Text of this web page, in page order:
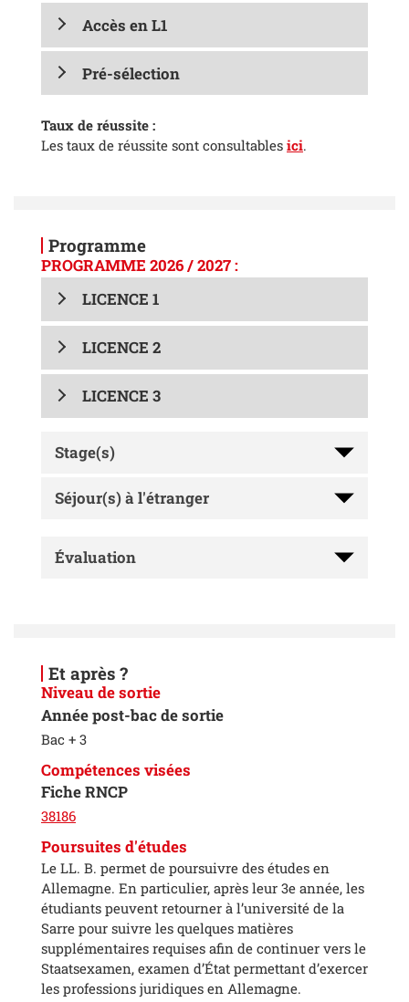
Accès en L1
Pré-sélection
Taux de réussite :
Les taux de réussite sont consultables ici.
Programme
PROGRAMME 2026 / 2027 :
LICENCE 1
LICENCE 2
LICENCE 3
Stage(s)
Séjour(s) à l'étranger
Évaluation
Et après ?
Niveau de sortie
Année post-bac de sortie
Bac + 3
Compétences visées
Fiche RNCP
38186
Poursuites d'études
Le LL. B. permet de poursuivre des études en
Allemagne. En particulier, après leur 3e année, les
étudiants peuvent retourner à l’université de la
Sarre pour suivre les quelques matières
supplémentaires requises afin de continuer vers le
Staatsexamen, examen d’État permettant d’exercer
les professions juridiques en Allemagne.